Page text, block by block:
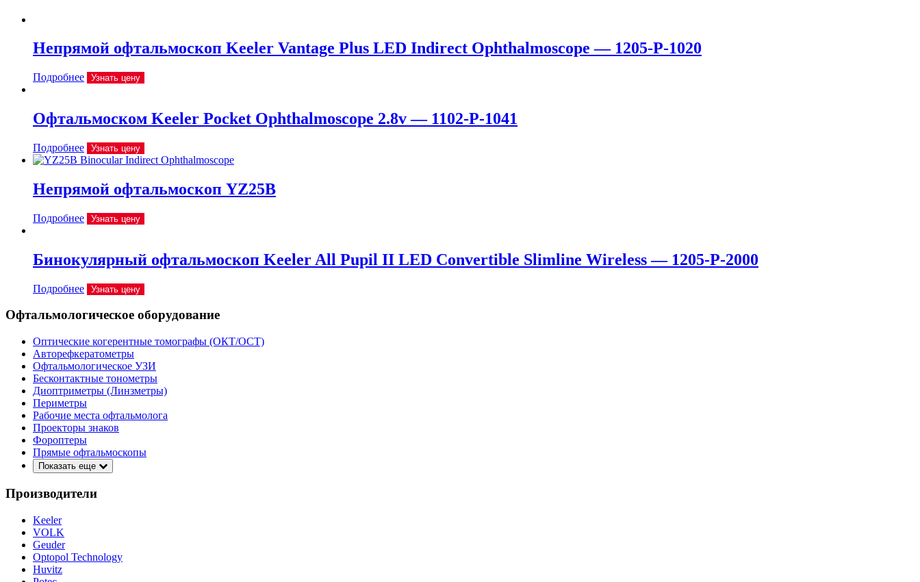
Непрямой офтальмоскоп Keeler Vantage Plus LED Indirect Ophthalmoscope — 1205-P-1020
Подробнее Узнать цену
Офтальмоском Keeler Pocket Ophthalmoscope 2.8v — 1102-P-1041
Подробнее Узнать цену
Непрямой офтальмоскоп YZ25B
Подробнее Узнать цену
Бинокулярный офтальмоскоп Keeler All Pupil II LED Convertible Slimline Wireless — 1205-P-2000
Подробнее Узнать цену
Офтальмологическое оборудование
Оптические когерентные томографы (ОКТ/ОСТ)
Авторефкератометры
Офтальмологическое УЗИ
Бесконтактные тонометры
Диоптриметры (Линзметры)
Периметры
Рабочие места офтальмолога
Проекторы знаков
Фороптеры
Прямые офтальмоскопы
Показать еще
Производители
Keeler
VOLK
Geuder
Optopol Technology
Huvitz